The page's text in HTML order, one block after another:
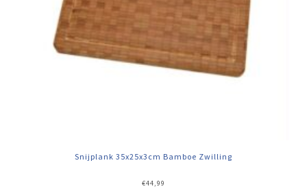
Snijplank 35x25x3cm Bamboe Zwilling
€44,99